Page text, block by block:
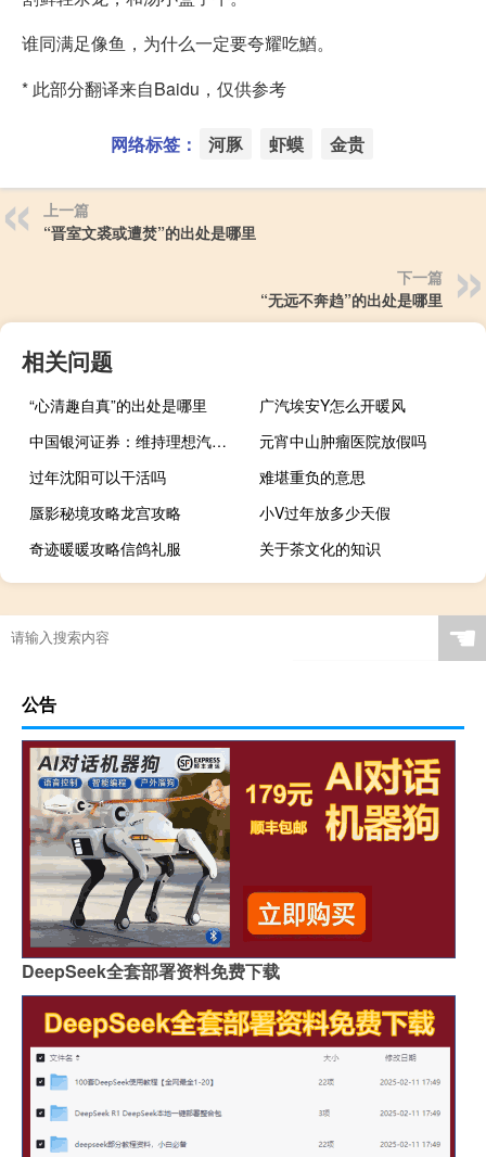
谁同满足像鱼，为什么一定要夸耀吃鰌。
* 此部分翻译来自Baidu，仅供参考
网络标签： 河豚 虾蟆 金贵
上一篇
“晋室文裘或遭焚”的出处是哪里
下一篇
“无远不奔趋”的出处是哪里
相关问题
“心清趣自真”的出处是哪里
广汽埃安Y怎么开暖风
中国银河证券：维持理想汽车-W“推荐”评级 Q4纯电动及智驾布局增添新亮点
元宵中山肿瘤医院放假吗
过年沈阳可以干活吗
难堪重负的意思
蜃影秘境攻略龙宫攻略
小V过年放多少天假
奇迹暖暖攻略信鸽礼服
关于茶文化的知识
☚
公告
DeepSeek全套部署资料免费下载